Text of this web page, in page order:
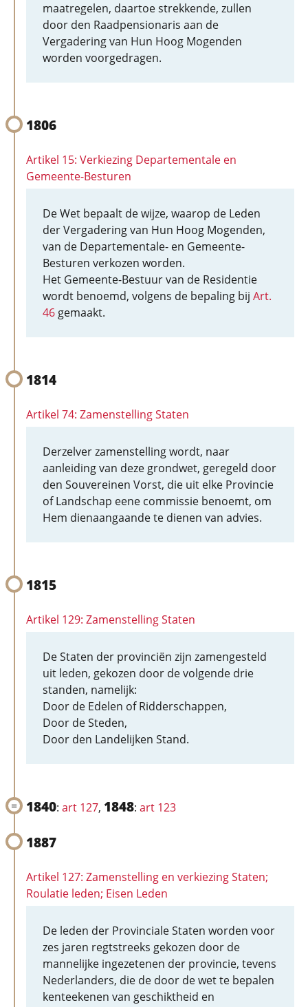
maatregelen, daartoe strekkende, zullen
door den Raadpensionaris aan de
Vergadering van Hun Hoog Mogenden
worden voorgedragen.
1806
Artikel 15: Verkiezing Departementale en
Gemeente-Besturen
De Wet bepaalt de wijze, waarop de Leden
der Vergadering van Hun Hoog Mogenden,
van de Departementale- en Gemeente-
Besturen verkozen worden.
Het Gemeente-Bestuur van de Residentie
wordt benoemd, volgens de bepaling bij Art.
46 gemaakt.
1814
Artikel 74: Zamenstelling Staten
Derzelver zamenstelling wordt, naar
aanleiding van deze grondwet, geregeld door
den Souvereinen Vorst, die uit elke Provincie
of Landschap eene commissie benoemt, om
Hem dienaangaande te dienen van advies.
1815
Artikel 129: Zamenstelling Staten
De Staten der provinciën zijn zamengesteld
uit leden, gekozen door de volgende drie
standen, namelijk:
Door de Edelen of Ridderschappen,
Door de Steden,
Door den Landelijken Stand.
1840: art 127, 1848: art 123
1887
Artikel 127: Zamenstelling en verkiezing Staten;
Roulatie leden; Eisen Leden
De leden der Provinciale Staten worden voor
zes jaren regtstreeks gekozen door de
mannelijke ingezetenen der provincie, tevens
Nederlanders, die de door de wet te bepalen
kenteekenen van geschiktheid en